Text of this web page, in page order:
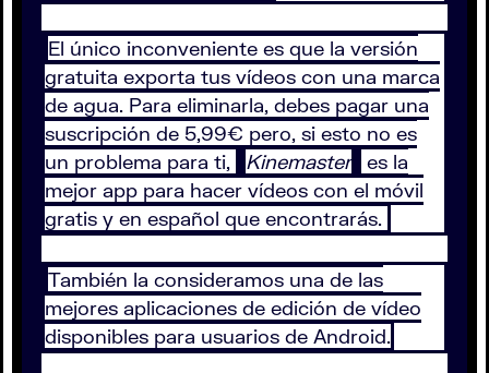
El único inconveniente es que la versión
gratuita exporta tus vídeos con una marca
de agua. Para eliminarla, debes pagar una
suscripción de 5,99€ pero, si esto no es
un problema para ti,
Kinemaster
es la
mejor app para hacer vídeos con el móvil
gratis y en español que encontrarás.
También la consideramos una de las
mejores aplicaciones de edición de vídeo
disponibles para usuarios de Android.